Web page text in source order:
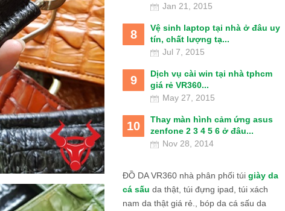
Jan 21, 2015
8
Vệ sinh laptop tại nhà ở đâu uy
tín, chất lượng tạ...
Jul 7, 2015
9
Dịch vụ cài win tại nhà tphcm
giá rẻ VR360...
May 27, 2015
10
Thay màn hình cảm ứng asus
zenfone 2 3 4 5 6 ở đâu...
Nov 28, 2014
ĐỒ DA VR360 nhà phân phối túi giày da
cá sấu da thật, túi đựng ipad, túi xách
nam da thật giá rẻ., bóp da cá sấu da